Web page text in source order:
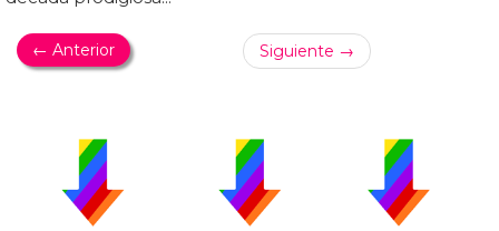
← Anterior Siguiente →